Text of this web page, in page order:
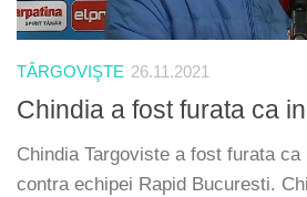
TÂRGOVIŞTE 26.11.2021
Chindia a fost furata ca
Chindia Targoviste a fost furata ca
contra echipei Rapid Bucuresti.